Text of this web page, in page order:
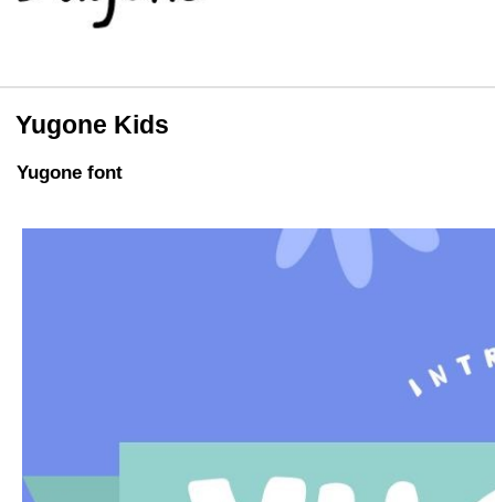
Yugone Kids
Yugone font